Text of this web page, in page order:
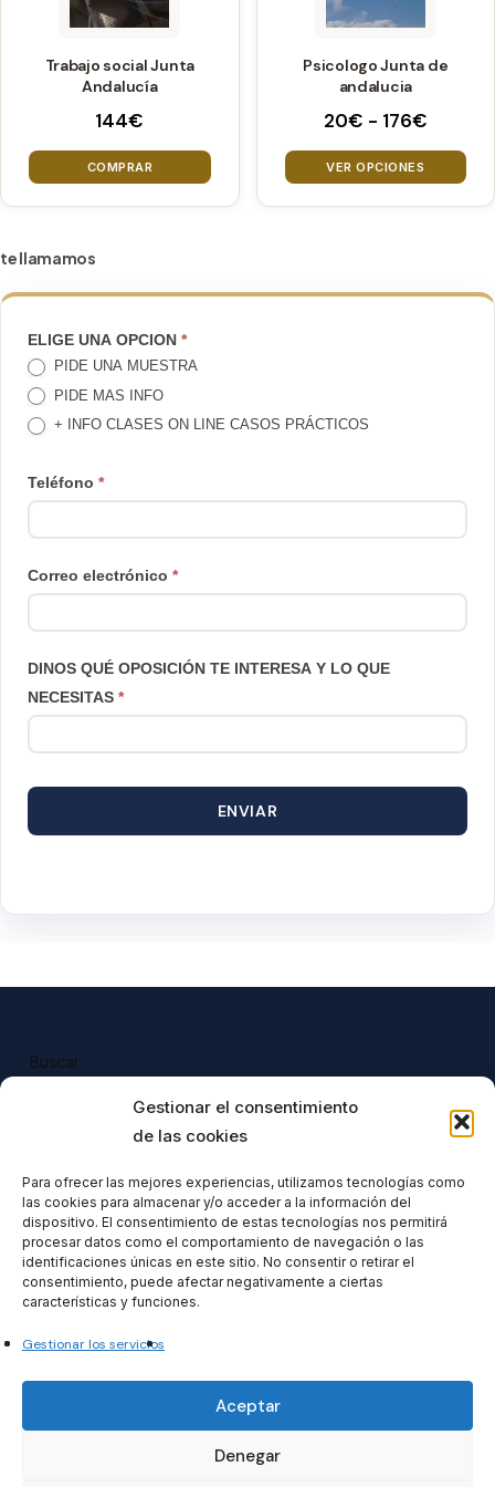
Gestionar el consentimiento
de las cookies
Para ofrecer las mejores experiencias, utilizamos tecnologías como
las cookies para almacenar y/o acceder a la información del
dispositivo. El consentimiento de estas tecnologías nos permitirá
procesar datos como el comportamiento de navegación o las
identificaciones únicas en este sitio. No consentir o retirar el
consentimiento, puede afectar negativamente a ciertas
características y funciones.
Gestionar los servicios
Aceptar
Denegar
144€
Trabajo social Junta
Andalucía
COMPRAR
20€ - 176€Rango
Psicologo Junta de
andalucia
VER OPCIONES
múltiples
Las
se
pueden
elegir
te llamamos
TE
LLAMAMOS
ELIGE UNA OPCION *
PIDE UNA MUESTRA
PIDE MAS INFO
+ INFO CLASES ON LINE CASOS PRÁCTICOS
Teléfono *
Correo electrónico *
DINOS QUÉ OPOSICIÓN TE INTERESA Y LO QUE
NECESITAS *
ENVIAR
Buscar
Todos nuestros productos tienen
incluido el IVA en su precio.